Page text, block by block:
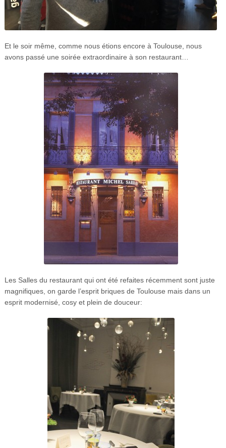
Et le soir même, comme nous étions encore à Toulouse, nous
avons passé une soirée extraordinaire à son restaurant…
Les Salles du restaurant qui ont été refaites récemment sont juste
magnifiques, on garde l’esprit briques de Toulouse mais dans un
esprit modernisé, cosy et plein de douceur: